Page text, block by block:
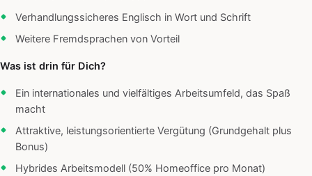
Verhandlungssicheres Englisch in Wort und Schrift
Weitere Fremdsprachen von Vorteil
Was ist drin für Dich?
Ein internationales und vielfältiges Arbeitsumfeld, das Spaß
macht
Attraktive, leistungsorientierte Vergütung (Grundgehalt plus
Bonus)
Hybrides Arbeitsmodell (50% Homeoffice pro Monat)